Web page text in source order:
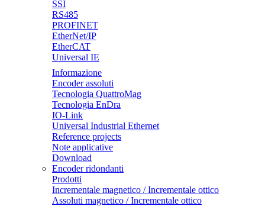
SSI
RS485
PROFINET
EtherNet/IP
EtherCAT
Universal IE
Informazione
Encoder assoluti
Tecnologia QuattroMag
Tecnologia EnDra
IO-Link
Universal Industrial Ethernet
Reference projects
Note applicative
Download
Encoder ridondanti
Prodotti
Incrementale magnetico / Incrementale ottico
Assoluti magnetico / Incrementale ottico